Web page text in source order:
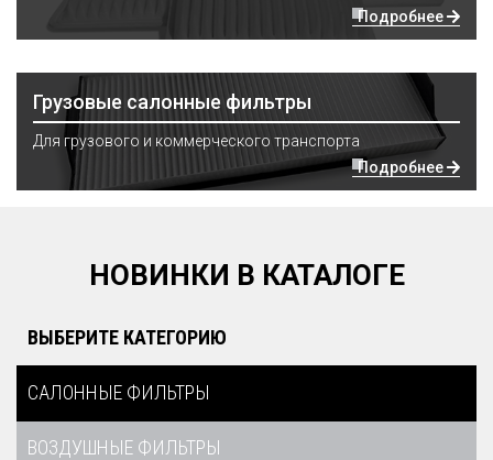
Подробнее
Грузовые салонные фильтры
Для грузового и коммерческого транспорта
Подробнее
НОВИНКИ В КАТАЛОГЕ
ВЫБЕРИТЕ КАТЕГОРИЮ
САЛОННЫЕ ФИЛЬТРЫ
ВОЗДУШНЫЕ ФИЛЬТРЫ